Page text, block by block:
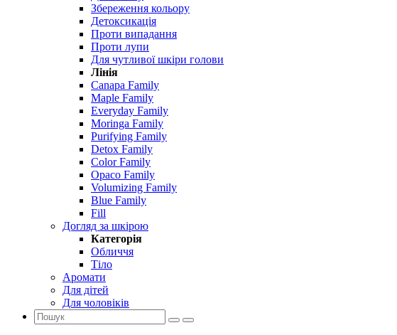
Збереження кольору
Детоксикація
Проти випадання
Проти лупи
Для чутливої ​​шкіри голови
Лінія
Canapa Family
Maple Family
Everyday Family
Moringa Family
Purifying Family
Detox Family
Color Family
Opaco Family
Volumizing Family
Blue Family
Fill
Догляд за шкірою
Категорія
Обличчя
Тіло
Аромати
Для дітей
Для чоловіків